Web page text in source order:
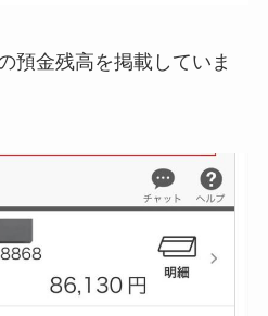
預金残高を掲載していま